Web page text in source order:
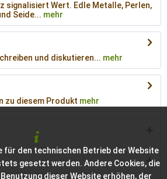
signalisiert Wert. Edle Metalle, Perlen,
Seide... mehr
und diskutieren... mehr
zu diesem Produkt mehr
für den technischen Betrieb der Website
gesetzt werden. Andere Cookies, die
dieser Website erhöhen, der